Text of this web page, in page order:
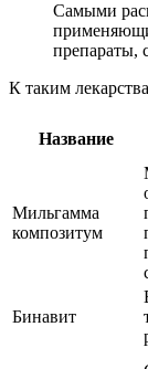
Самыми
препараты,
К таким
Название
Мильгамма
композитум
Бинавит